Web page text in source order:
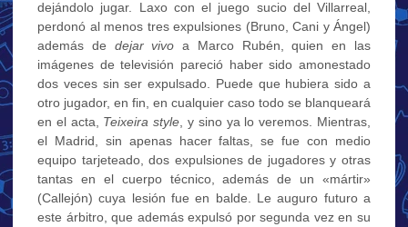
dejándolo jugar. Laxo con el juego sucio del Villarreal,
perdonó al menos tres expulsiones (Bruno, Cani y Ángel)
además de dejar vivo a Marco Rubén, quien en las
imágenes de televisión pareció haber sido amonestado
dos veces sin ser expulsado. Puede que hubiera sido a
otro jugador, en fin, en cualquier caso todo se blanqueará
en el acta, Teixeira style , y sino ya lo veremos. Mientras,
el Madrid, sin apenas hacer faltas, se fue con medio
equipo tarjeteado, dos expulsiones de jugadores y otras
tantas en el cuerpo técnico, además de un «mártir»
(Callejón) cuya lesión fue en balde. Le auguro futuro a
este árbitro, que además expulsó por segunda vez en su